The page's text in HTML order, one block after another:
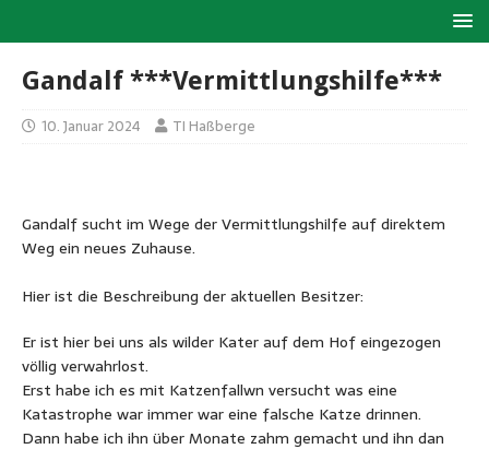
Gandalf ***Vermittlungshilfe***
10. Januar 2024 TI Haßberge
Gandalf sucht im Wege der Vermittlungshilfe auf direktem
Weg ein neues Zuhause.
Hier ist die Beschreibung der aktuellen Besitzer:
Er ist hier bei uns als wilder Kater auf dem Hof eingezogen
völlig verwahrlost.
Erst habe ich es mit Katzenfallwn versucht was eine
Katastrophe war immer war eine falsche Katze drinnen.
Dann habe ich ihn über Monate zahm gemacht und ihn dan